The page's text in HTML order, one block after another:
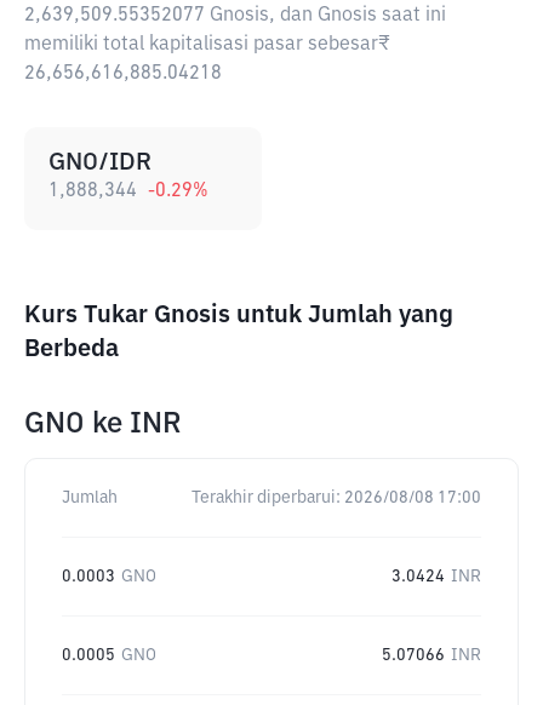
2,639,509.55352077 Gnosis, dan Gnosis saat ini
memiliki total kapitalisasi pasar sebesar₹
26,656,616,885.04218
GNO/IDR
1,888,344 -0.29%
Kurs Tukar Gnosis untuk Jumlah yang
Berbeda
GNO ke INR
Jumlah Terakhir diperbarui: 2026/08/08 17:00
0.0003 GNO 3.0424 INR
0.0005 GNO 5.07066 INR